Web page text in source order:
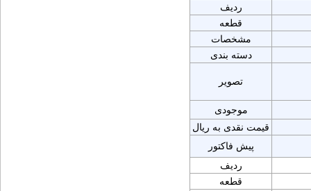
ردیف
قطعه
مشخصات
دسته بندی
تصویر
موجودی
قیمت نقدی به ریال
پیش فاکتور
ردیف
قطعه